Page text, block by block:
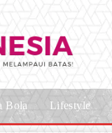
Bola Lifestyle